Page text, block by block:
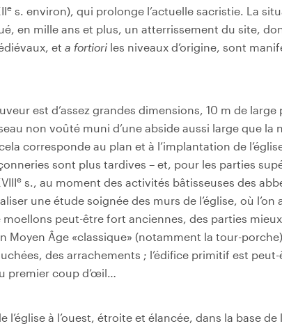
e s. environ), qui prolonge l’actuelle sacristie. La
en mille ans et plus, un atterrissement du site,
et a fortiori les niveaux d’origine, sont
est d’assez grandes dimensions, 10 m de
non voûté muni d’une abside aussi large que la
corresponde au plan et à l’implantation de
sont plus tardives – et, pour les parties
e s., au moment des activités bâtisseuses des
une étude soignée des murs de l’église, où l’on
moellons peut-être fort anciennes, des parties
Moyen Âge «classique» (notamment la tour-
des arrachements ; l’édifice primitif est
premier coup d’œil…
l’église à l’ouest, étroite et élancée, dans la base